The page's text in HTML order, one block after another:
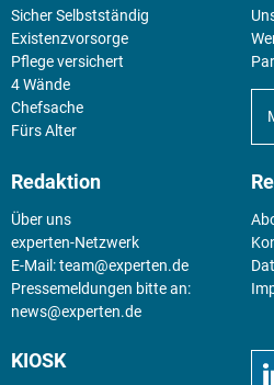
Sicher Selbstständig
Existenz­vorsorge
Pflege versichert
4 Wände
Chefsache
Fürs Alter
Redaktion
Über uns
experten-Netzwerk
E-Mail:team@experten.de
Pressemeldungen bitte an:
news@experten.de
KIOSK